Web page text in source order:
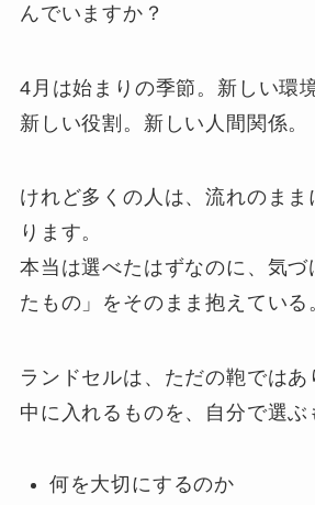
んでいますか？
4月は始まりの季節。新しい環境
新しい役割。新しい人間関係。
けれど多くの人は、流れのまま
ります。
本当は選べたはずなのに、気づ
たもの」をそのまま抱えている
ランドセルは、ただの鞄ではあ
中に入れるものを、自分で選ぶ
何を大切にするのか